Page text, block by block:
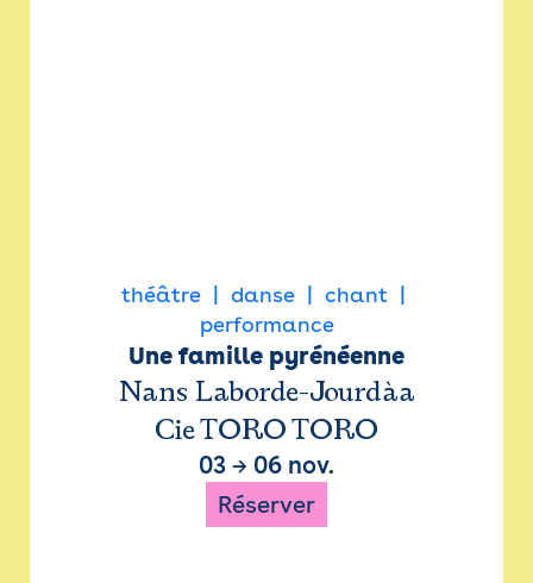
théâtre danse
chant
performance
Une famille pyrénéenne
Nans Laborde-Jourdàa
Cie TORO TORO
03 → 06 nov.
Réserver